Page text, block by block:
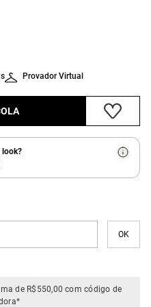
Provador Virtual
look?
de R$550,00 com código de